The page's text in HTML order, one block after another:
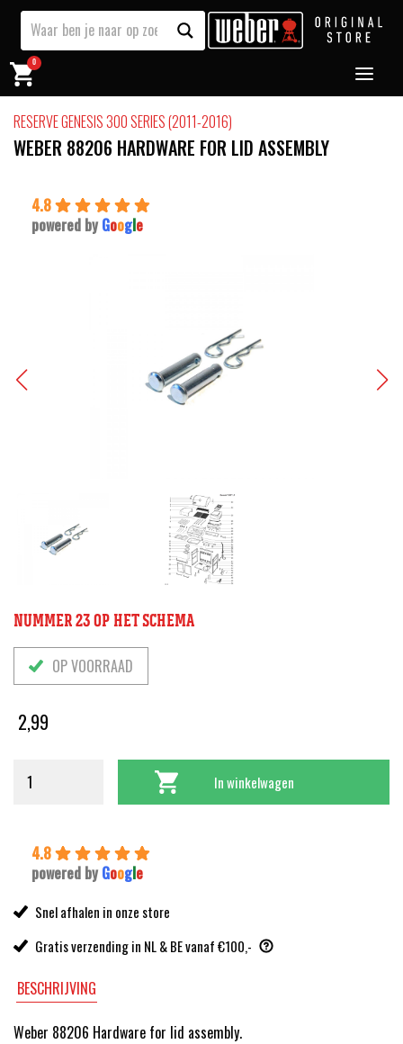
0
RESERVE GENESIS 300 SERIES (2011-2016)
WEBER 88206 HARDWARE FOR LID ASSEMBLY
4.8
powered by Google
NUMMER 23 OP HET SCHEMA
OP VOORRAAD
2,99
In winkelwagen
4.8
powered by Google
Snel afhalen in onze store
Gratis verzending in NL & BE vanaf €100,-
BESCHRIJVING
Weber 88206 Hardware for lid assembly.